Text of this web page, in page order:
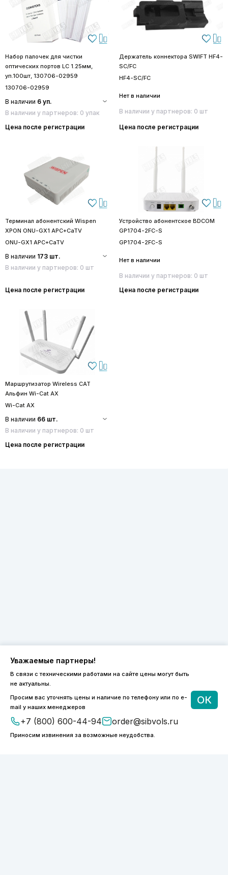
Набор палочек для чистки
оптических портов LC 1.25мм,
уп.100шт, 130706-02959
130706-02959
В наличии 6 уп.
В наличии у партнеров: 0 упак
Цена после регистрации
Держатель коннектора SWIFT HF4-
SC/FC
HF4-SC/FC
Нет в наличии
В наличии у партнеров: 0 шт
Цена после регистрации
Терминал абонентский Wispen
XPON ONU-GX1 APC+CaTV
ONU-GX1 APC+CaTV
В наличии 173 шт.
В наличии у партнеров: 0 шт
Цена после регистрации
Устройство абонентское BDCOM
GP1704-2FC-S
GP1704-2FC-S
Нет в наличии
В наличии у партнеров: 0 шт
Цена после регистрации
Маршрутизатор Wireless CAT
Альфин Wi-Cat AX
Wi-Cat AX
В наличии 66 шт.
В наличии у партнеров: 0 шт
Цена после регистрации
Уважаемые партнеры!
В связи с техническими работами на сайте цены могут быть
не актуальны.
Просим вас уточнять цены и наличие по телефону или по e-
mail у наших менеджеров
+7 (800) 600-44-94 order@sibvols.ru
Приносим извинения за возможные неудобства.
ОК
8 (800) 600-44-94
ПН-ПТ 9:00 - 18:00
order@sibvols.ru
О компании
Каталог
Доставка и оплата
Контакты